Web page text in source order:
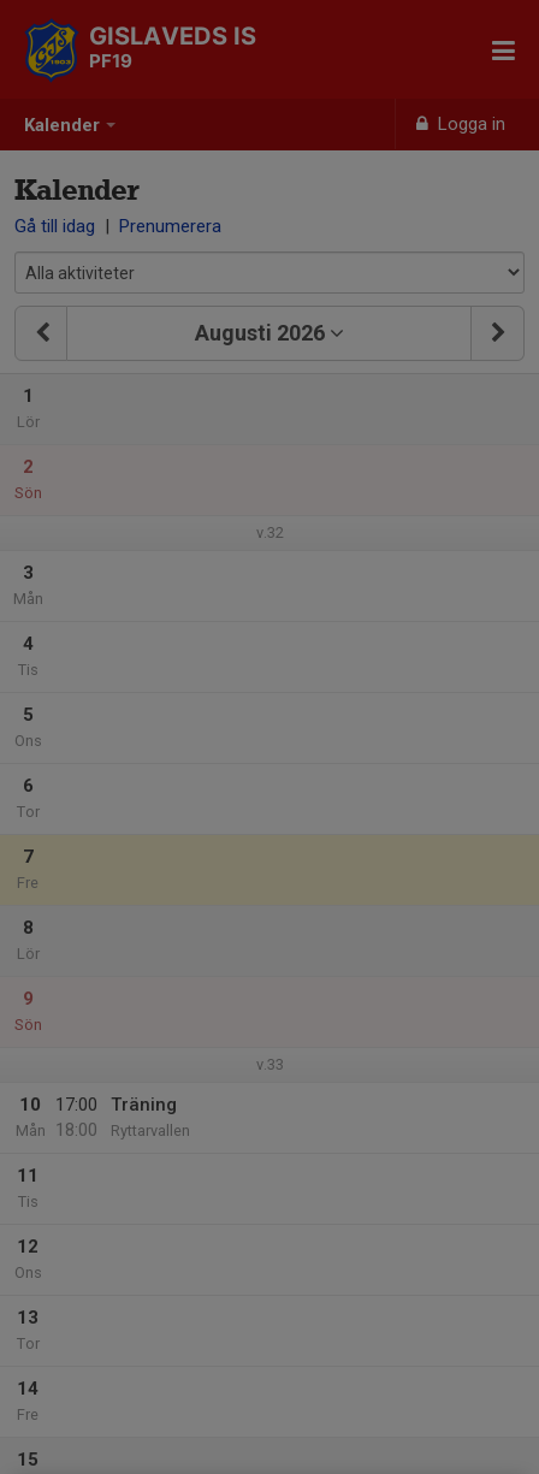
Kalender Logga in
GISLAVEDS IS
PF19
Kalender
Gå till idag | Prenumerera
Augusti 2026
1
Lör
2
Sön
v.32
3
Mån
4
Tis
5
Ons
6
Tor
7
Fre
8
Lör
9
Sön
v.33
10
Mån
17:00
18:00
Träning
Ryttarvallen
11
Tis
12
Ons
13
Tor
14
Fre
15